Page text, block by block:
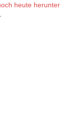
heute herunter